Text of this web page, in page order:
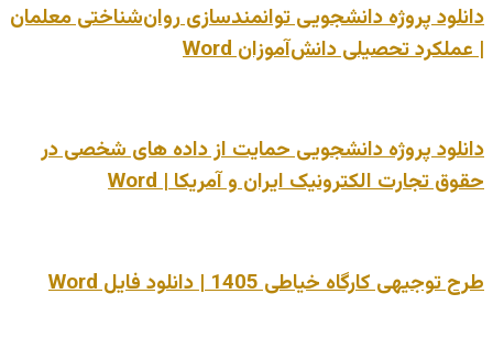
دانلود پروژه دانشجویی توانمندسازی روان‌شناختی معلمان
| عملکرد تحصیلی دانش‌آموزان Word
دانلود پروژه دانشجویی حمایت از داده های شخصی در
حقوق تجارت الکترونیک ایران و آمریکا | Word
طرح توجیهی کارگاه خیاطی 1405 | دانلود فایل Word